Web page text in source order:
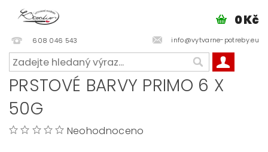
608 046 543 info@vytvarne-potreby.eu
0 Kč
PRSTOVÉ BARVY PRIMO 6 X
50G
Neohodnoceno